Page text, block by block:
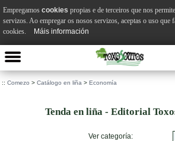
:: Comezo > Catálogo en liña > Economía
Tenda en liña - Editorial
Ver categoría:
Empregamos cookies propias e de terceiros que nos
servizos. Ao empregar os nosos servizos, aceptas o uso que
cookies.
Máis información